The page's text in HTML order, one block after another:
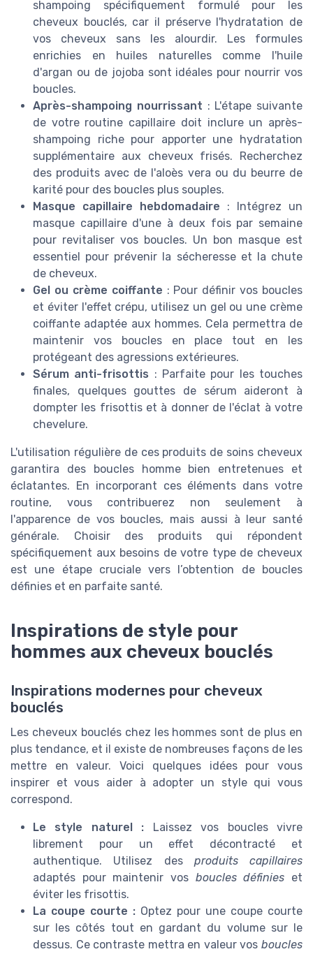
shampoing spécifiquement formulé pour les
cheveux bouclés, car il préserve l'hydratation de
vos cheveux sans les alourdir. Les formules
enrichies en huiles naturelles comme l'huile
d'argan ou de jojoba sont idéales pour nourrir vos
boucles.
Après-shampoing nourrissant : L'étape suivante
de votre routine capillaire doit inclure un après-
shampoing riche pour apporter une hydratation
supplémentaire aux cheveux frisés. Recherchez
des produits avec de l'aloès vera ou du beurre de
karité pour des boucles plus souples.
Masque capillaire hebdomadaire : Intégrez un
masque capillaire d'une à deux fois par semaine
pour revitaliser vos boucles. Un bon masque est
essentiel pour prévenir la sécheresse et la chute
de cheveux.
Gel ou crème coiffante : Pour définir vos boucles
et éviter l'effet crépu, utilisez un gel ou une crème
coiffante adaptée aux hommes. Cela permettra de
maintenir vos boucles en place tout en les
protégeant des agressions extérieures.
Sérum anti-frisottis : Parfaite pour les touches
finales, quelques gouttes de sérum aideront à
dompter les frisottis et à donner de l'éclat à votre
chevelure.
L'utilisation régulière de ces produits de soins cheveux
garantira des boucles homme bien entretenues et
éclatantes. En incorporant ces éléments dans votre
routine, vous contribuerez non seulement à
l'apparence de vos boucles, mais aussi à leur santé
générale. Choisir des produits qui répondent
spécifiquement aux besoins de votre type de cheveux
est une étape cruciale vers l’obtention de boucles
définies et en parfaite santé.
Inspirations de style pour
hommes aux cheveux bouclés
Inspirations modernes pour cheveux
bouclés
Les cheveux bouclés chez les hommes sont de plus en
plus tendance, et il existe de nombreuses façons de les
mettre en valeur. Voici quelques idées pour vous
inspirer et vous aider à adopter un style qui vous
correspond.
Le style naturel : Laissez vos boucles vivre
librement pour un effet décontracté et
authentique. Utilisez des produits capillaires
adaptés pour maintenir vos boucles définies et
éviter les frisottis.
La coupe courte : Optez pour une coupe courte
sur les côtés tout en gardant du volume sur le
dessus. Ce contraste mettra en valeur vos boucles